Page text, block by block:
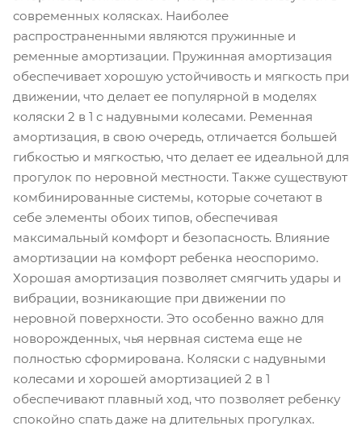
современных колясках. Наиболее
распространенными являются пружинные и
ременные амортизации. Пружинная амортизация
обеспечивает хорошую устойчивость и мягкость при
движении, что делает ее популярной в моделях
коляски 2 в 1 с надувными колесами. Ременная
амортизация, в свою очередь, отличается большей
гибкостью и мягкостью, что делает ее идеальной для
прогулок по неровной местности. Также существуют
комбинированные системы, которые сочетают в
себе элементы обоих типов, обеспечивая
максимальный комфорт и безопасность. Влияние
амортизации на комфорт ребенка неоспоримо.
Хорошая амортизация позволяет смягчить удары и
вибрации, возникающие при движении по
неровной поверхности. Это особенно важно для
новорожденных, чья нервная система еще не
полностью сформирована. Коляски с надувными
колесами и хорошей амортизацией 2 в 1
обеспечивают плавный ход, что позволяет ребенку
спокойно спать даже на длительных прогулках.